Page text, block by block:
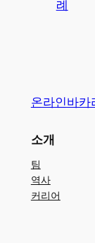
례
온라인바카
소개
팀
역사
커리어